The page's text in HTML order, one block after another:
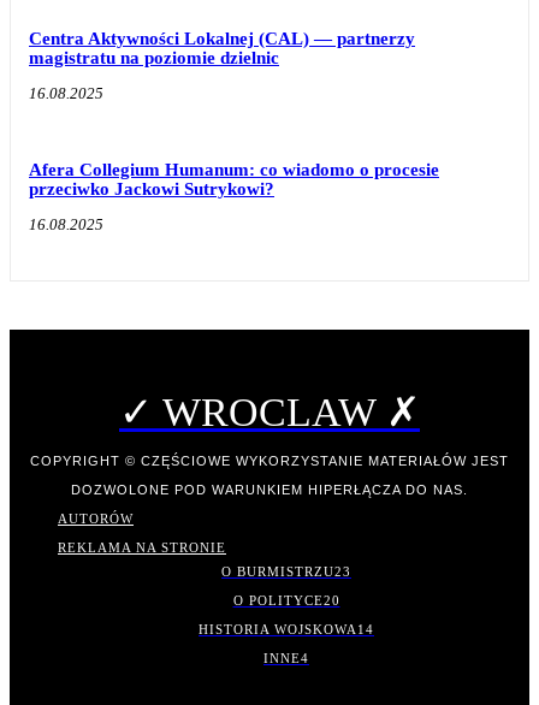
Centra Aktywności Lokalnej (CAL) — partnerzy
magistratu na poziomie dzielnic
16.08.2025
Afera Collegium Humanum: co wiadomo o procesie
przeciwko Jackowi Sutrykowi?
16.08.2025
✓ WROCLAW ✗
COPYRIGHT © CZĘŚCIOWE WYKORZYSTANIE MATERIAŁÓW JEST
DOZWOLONE POD WARUNKIEM HIPERŁĄCZA DO NAS.
AUTORÓW
REKLAMA NA STRONIE
O BURMISTRZU23
O POLITYCE20
HISTORIA WOJSKOWA 14
INNE4